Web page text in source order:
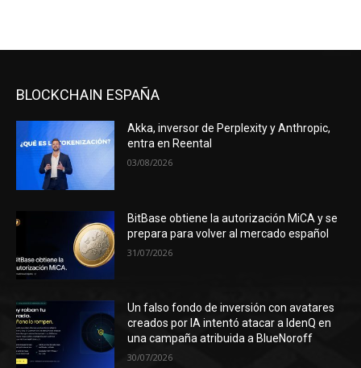
BLOCKCHAIN ESPAÑA
Akka, inversor de Perplexity y Anthropic,
entra en Reental
03/08/2026
BitBase obtiene la autorización MiCA y se
prepara para volver al mercado español
31/07/2026
Un falso fondo de inversión con avatares
creados por IA intentó atacar a IdenQ en
una campaña atribuida a BlueNoroff
30/07/2026